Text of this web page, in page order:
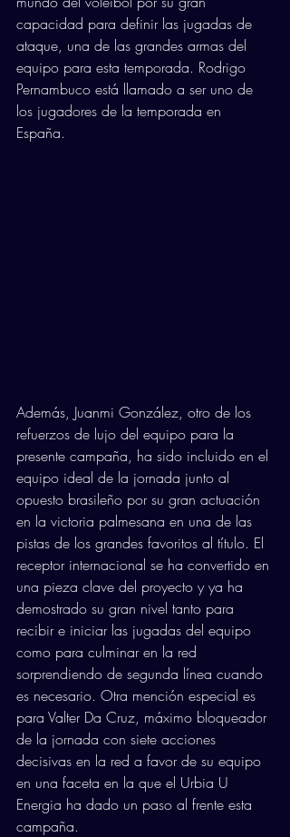
capacidad para definir las jugadas de
ataque, una de las grandes armas del
equipo para esta temporada. Rodrigo
Pernambuco está llamado a ser uno de
los jugadores de la temporada en
España.
Además, Juanmi González, otro de los
refuerzos de lujo del equipo para la
presente campaña, ha sido incluido en el
equipo ideal de la jornada junto al
opuesto brasileño por su gran actuación
en la victoria palmesana en una de las
pistas de los grandes favoritos al título. El
receptor internacional se ha convertido en
una pieza clave del proyecto y ya ha
demostrado su gran nivel tanto para
recibir e iniciar las jugadas del equipo
como para culminar en la red
sorprendiendo de segunda línea cuando
es necesario. Otra mención especial es
para Valter Da Cruz, máximo bloqueador
de la jornada con siete acciones
decisivas en la red a favor de su equipo
en una faceta en la que el Urbia U
Energia ha dado un paso al frente esta
campaña.